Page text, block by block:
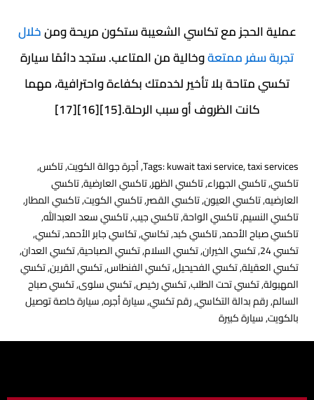
عملية الحجز مع تكاسي الشعيبة ستكون مريحة ومنخلال
تجربة سفر ممتعةوخالية من المتاعب. ستجد دائمًا سيارة
تكسي متاحة بلا تأخير لخدمتك بكفاءة واحترافية، مهما
كانت الظروف أو سبب الرحلة.[15][16][17]
Tags:kuwait taxi service,taxi services
,أجرة جوالة الكويت,تاكس,
تاكسي,تاكسي الجهراء,تاكسي الظهر,تاكسي العارضية,تاكسي
العارضيه,تاكسي العيون,تاكسي القصر,تاكسي الكويت,تاكسي المطار,
تاكسي النسيم,تاكسي الواحة,تاكسي جيب,تاكسي سعد العبدالله,
تاكسي صباح الأحمد,تاكسي كبد,تكاسي,تكاسي جابر الأحمد,تكسي,
تكسي 24
,تكسي الخيران,تكسي السلام,تكسي الصباحية,تكسي العدان,
تكسي العقيلة,تكسي الفحيحيل,تكسي الفنطاس,تكسي القرين,تكسي
المهبولة,تكسي تحت الطلب,تكسي رخيص,تكسي سلوى,تكسي صباح
السالم,رقم بدالة التكاسي,رقم تكسي,سيارة أجره,سيارة خاصة توصيل
بالكويت,سيارة كبيرة